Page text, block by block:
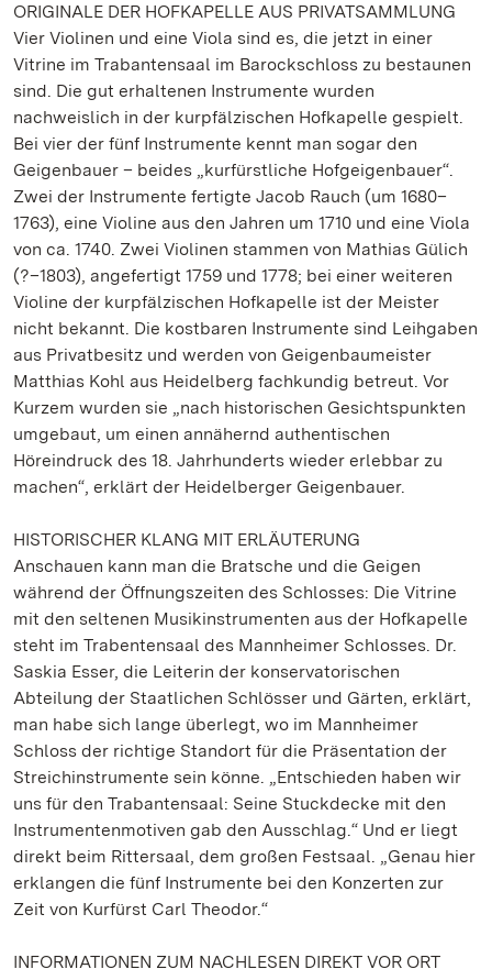
ORIGINALE DER HOFKAPELLE AUS PRIVATSAMMLUNG
Vier Violinen und eine Viola sind es, die jetzt in einer
Vitrine im Trabantensaal im Barockschloss zu bestaunen
sind. Die gut erhaltenen Instrumente wurden
nachweislich in der kurpfälzischen Hofkapelle gespielt.
Bei vier der fünf Instrumente kennt man sogar den
Geigenbauer – beides „kurfürstliche Hofgeigenbauer“.
Zwei der Instrumente fertigte Jacob Rauch (um 1680–
1763), eine Violine aus den Jahren um 1710 und eine Viola
von ca. 1740. Zwei Violinen stammen von Mathias Gülich
(?–1803), angefertigt 1759 und 1778; bei einer weiteren
Violine der kurpfälzischen Hofkapelle ist der Meister
nicht bekannt. Die kostbaren Instrumente sind Leihgaben
aus Privatbesitz und werden von Geigenbaumeister
Matthias Kohl aus Heidelberg fachkundig betreut. Vor
Kurzem wurden sie „nach historischen Gesichtspunkten
umgebaut, um einen annähernd authentischen
Höreindruck des 18. Jahrhunderts wieder erlebbar zu
machen“, erklärt der Heidelberger Geigenbauer.
HISTORISCHER KLANG MIT ERLÄUTERUNG
Anschauen kann man die Bratsche und die Geigen
während der Öffnungszeiten des Schlosses: Die Vitrine
mit den seltenen Musikinstrumenten aus der Hofkapelle
steht im Trabentensaal des Mannheimer Schlosses. Dr.
Saskia Esser, die Leiterin der konservatorischen
Abteilung der Staatlichen Schlösser und Gärten, erklärt,
man habe sich lange überlegt, wo im Mannheimer
Schloss der richtige Standort für die Präsentation der
Streichinstrumente sein könne. „Entschieden haben wir
uns für den Trabantensaal: Seine Stuckdecke mit den
Instrumentenmotiven gab den Ausschlag.“ Und er liegt
direkt beim Rittersaal, dem großen Festsaal. „Genau hier
erklangen die fünf Instrumente bei den Konzerten zur
Zeit von Kurfürst Carl Theodor.“
INFORMATIONEN ZUM NACHLESEN DIREKT VOR ORT